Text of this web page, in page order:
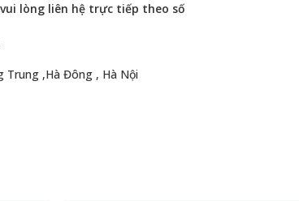
lòng liên hệ trực tiếp theo số
Trung ,Hà Đông , Hà Nội